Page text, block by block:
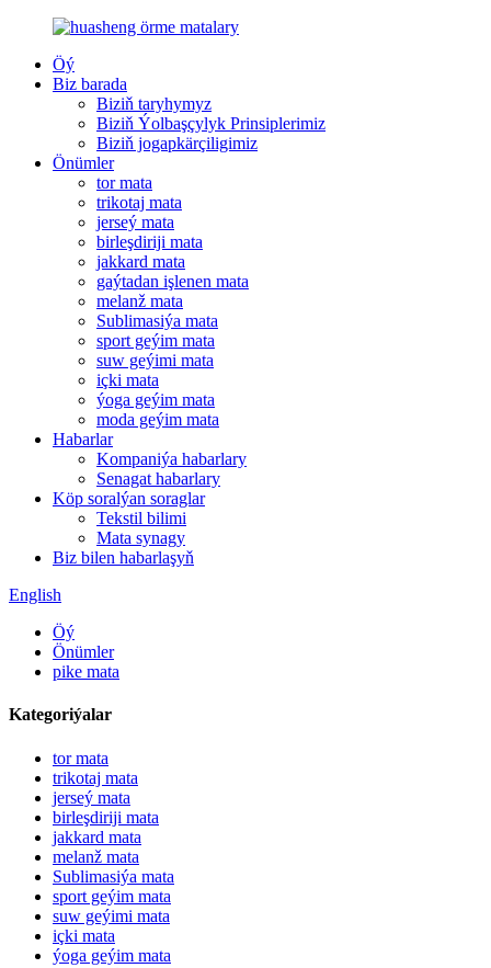
Öý
Biz barada
Biziň taryhymyz
Biziň Ýolbaşçylyk Prinsiplerimiz
Biziň jogapkärçiligimiz
Önümler
tor mata
trikotaj mata
jerseý mata
birleşdiriji mata
jakkard mata
gaýtadan işlenen mata
melanž mata
Sublimasiýa mata
sport geýim mata
suw geýimi mata
içki mata
ýoga geýim mata
moda geýim mata
Habarlar
Kompaniýa habarlary
Senagat habarlary
Köp soralýan soraglar
Tekstil bilimi
Mata synagy
Biz bilen habarlaşyň
English
Öý
Önümler
pike mata
Kategoriýalar
tor mata
trikotaj mata
jerseý mata
birleşdiriji mata
jakkard mata
melanž mata
Sublimasiýa mata
sport geýim mata
suw geýimi mata
içki mata
ýoga geýim mata